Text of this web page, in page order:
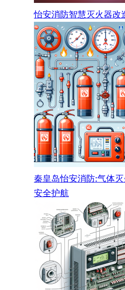
怡安消防智慧灭火器改
秦皇岛怡安消防:气体
安全护航